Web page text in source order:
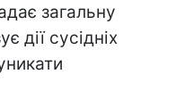
загальну
дії сусідніх